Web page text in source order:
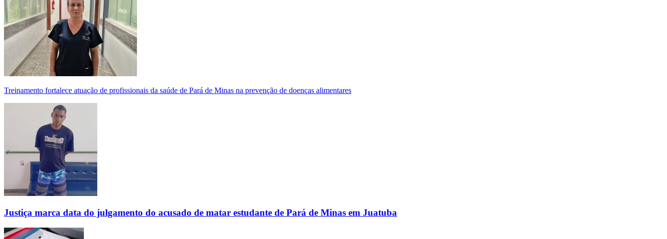
Treinamento fortalece atuação de profissionais da saúde de Pará de Minas na prevenção de doenças alimentares
Justiça marca data do julgamento do acusado de matar estudante de Pará de Minas em Juatuba